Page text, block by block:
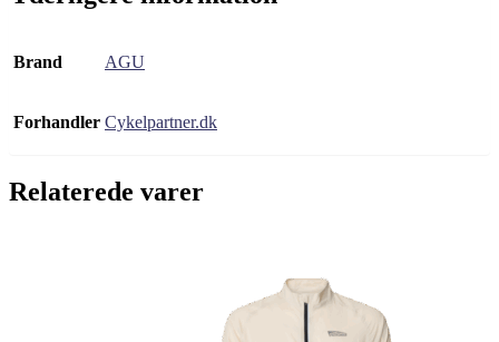
Brand AGU
Forhandler Cykelpartner.dk
Relaterede varer